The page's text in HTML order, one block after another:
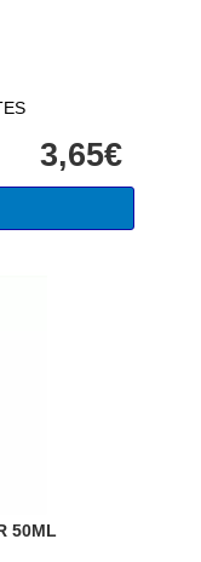
3,65€
50ML